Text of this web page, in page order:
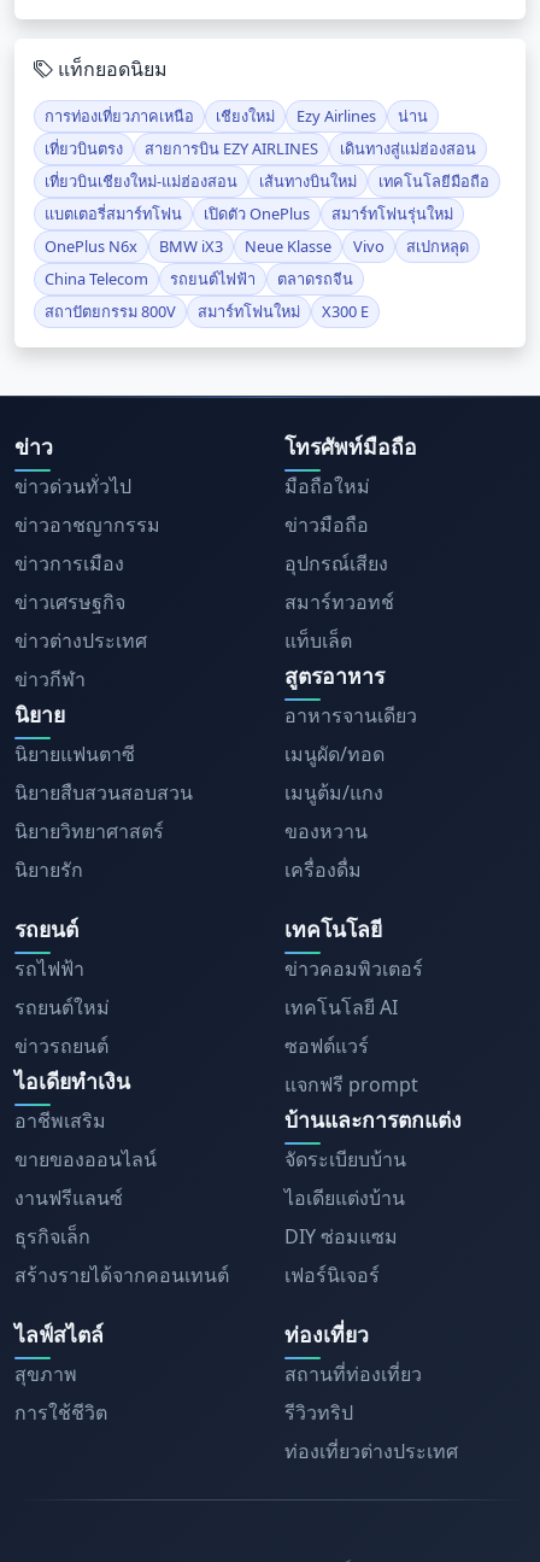
แท็กยอดนิยม
การท่องเที่ยวภาคเหนือ เชียงใหม่ Ezy Airlines
น่าน
เที่ยวบินตรง
สายการบิน EZY AIRLINES
เดินทางสู่แม่ฮ่องสอน
เที่ยวบินเชียงใหม่-แม่ฮ่องสอน
เส้นทางบินใหม่
เทคโนโลยีมือถือ
แบตเตอรี่สมาร์ทโฟน
เปิดตัว OnePlus
สมาร์ทโฟนรุ่นใหม่
OnePlus N6x
BMW iX3 Neue Klasse Vivo
สเปกหลุด
China Telecom
รถยนต์ไฟฟ้า
ตลาดรถจีน
สถาปัตยกรรม 800V
สมาร์ทโฟนใหม่ X300 E
ข่าว
ข่าวด่วนทั่วไป
ข่าวอาชญากรรม
ข่าวการเมือง
ข่าวเศรษฐกิจ
ข่าวต่างประเทศ
ข่าวกีฬา
นิยาย
นิยายแฟนตาซี
นิยายสืบสวนสอบสวน
นิยายวิทยาศาสตร์
นิยายรัก
โทรศัพท์มือถือ
มือถือใหม่
ข่าวมือถือ
อุปกรณ์เสียง
สมาร์ทวอทช์
แท็บเล็ต
สูตรอาหาร
อาหารจานเดียว
เมนูผัด/ทอด
เมนูต้ม/แกง
ของหวาน
เครื่องดื่ม
รถยนต์
รถไฟฟ้า
รถยนต์ใหม่
ข่าวรถยนต์
ไอเดียทำเงิน
อาชีพเสริม
ขายของออนไลน์
งานฟรีแลนซ์
ธุรกิจเล็ก
สร้างรายได้จากคอนเทนต์
เทคโนโลยี
ข่าวคอมพิวเตอร์
เทคโนโลยี AI
ซอฟต์แวร์
แจกฟรี prompt
บ้านและการตกแต่ง
จัดระเบียบบ้าน
ไอเดียแต่งบ้าน
DIY ซ่อมแซม
เฟอร์นิเจอร์
ไลฟ์สไตล์
สุขภาพ
การใช้ชีวิต
ท่องเที่ยว
สถานที่ท่องเที่ยว
รีวิวทริป
ท่องเที่ยวต่างประเทศ